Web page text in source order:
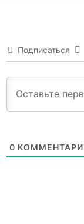
Подписаться
0